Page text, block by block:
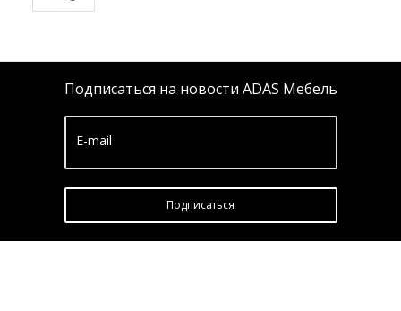
Подписаться на новости ADAS Мебель
E-mail
Подписатьcя